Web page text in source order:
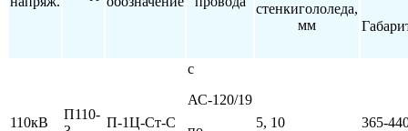
стенкигололеда,
мм
110кВ
П110-
П-1Ц-Ст-С
с
АС-120/19
5, 10 365-